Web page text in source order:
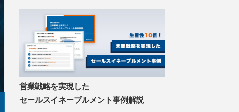
営業戦略を実現した
セールスイネーブルメント事例解説